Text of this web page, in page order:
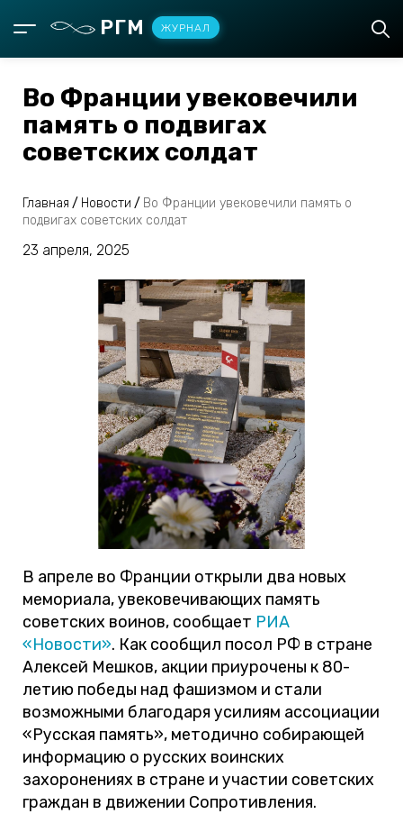
РГМ ЖУРНАЛ
Во Франции увековечили
память о подвигах
советских солдат
Главная / Новости / Во Франции увековечили память о
подвигах советских солдат
23 апреля, 2025
В апреле во Франции открыли два новых
мемориала, увековечивающих память
советских воинов, сообщает РИА
«Новости». Как сообщил посол РФ в стране
Алексей Мешков, акции приурочены к 80-
летию победы над фашизмом и стали
возможными благодаря усилиям ассоциации
«Русская память», методично собирающей
информацию о русских воинских
захоронениях в стране и участии советских
граждан в движении Сопротивления.